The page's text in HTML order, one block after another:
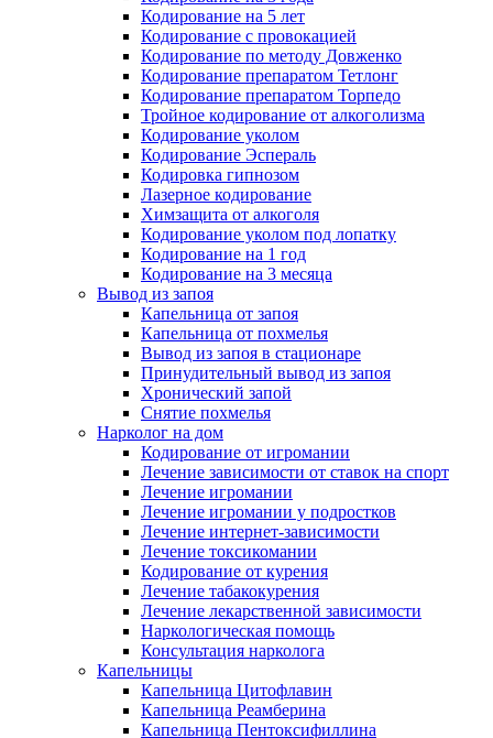
Кодирование на 5 лет
Кодирование с провокацией
Кодирование по методу Довженко
Кодирование препаратом Тетлонг
Кодирование препаратом Торпедо
Тройное кодирование от алкоголизма
Кодирование уколом
Кодирование Эспераль
Кодировка гипнозом
Лазерное кодирование
Химзащита от алкоголя
Кодирование уколом под лопатку
Кодирование на 1 год
Кодирование на 3 месяца
Вывод из запоя
Капельница от запоя
Капельница от похмелья
Вывод из запоя в стационаре
Принудительный вывод из запоя
Хронический запой
Снятие похмелья
Нарколог на дом
Кодирование от игромании
Лечение зависимости от ставок на спорт
Лечение игромании
Лечение игромании у подростков
Лечение интернет-зависимости
Лечение токсикомании
Кодирование от курения
Лечение табакокурения
Лечение лекарственной зависимости
Наркологическая помощь
Консультация нарколога
Капельницы
Капельница Цитофлавин
Капельница Реамберина
Капельница Пентоксифиллина